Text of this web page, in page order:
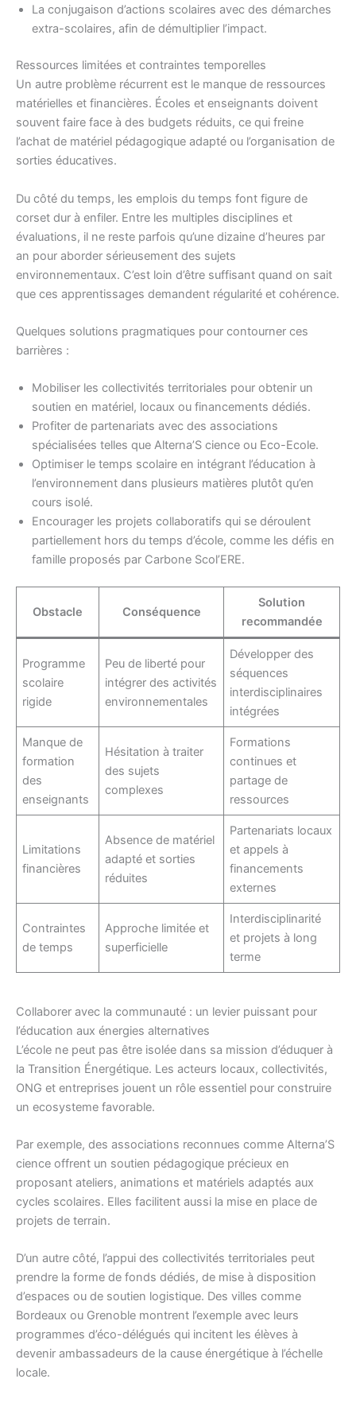
La conjugaison d’actions scolaires avec des démarches
extra-scolaires, afin de démultiplier l’impact.
Ressources limitées et contraintes temporelles
Un autre problème récurrent est le manque de ressources
matérielles et financières. Écoles et enseignants doivent
souvent faire face à des budgets réduits, ce qui freine
l’achat de matériel pédagogique adapté ou l’organisation de
sorties éducatives.
Du côté du temps, les emplois du temps font figure de
corset dur à enfiler. Entre les multiples disciplines et
évaluations, il ne reste parfois qu’une dizaine d’heures par
an pour aborder sérieusement des sujets
environnementaux. C’est loin d’être suffisant quand on sait
que ces apprentissages demandent régularité et cohérence.
Quelques solutions pragmatiques pour contourner ces
barrières :
Mobiliser les collectivités territoriales pour obtenir un
soutien en matériel, locaux ou financements dédiés.
Profiter de partenariats avec des associations
spécialisées telles que Alterna’S cience ou Eco-Ecole.
Optimiser le temps scolaire en intégrant l’éducation à
l’environnement dans plusieurs matières plutôt qu’en
cours isolé.
Encourager les projets collaboratifs qui se déroulent
partiellement hors du temps d’école, comme les défis en
famille proposés par Carbone Scol’ERE.
Obstacle Conséquence
Solution
recommandée
Programme
scolaire
rigide
Peu de liberté pour
intégrer des activités
environnementales
Développer des
séquences
interdisciplinaires
intégrées
Manque de
formation
des
enseignants
Hésitation à traiter
des sujets
complexes
Formations
continues et
partage de
ressources
Limitations
financières
Absence de matériel
adapté et sorties
réduites
Partenariats locaux
et appels à
financements
externes
Contraintes
de temps
Approche limitée et
superficielle
Interdisciplinarité
et projets à long
terme
Collaborer avec la communauté : un levier puissant pour
l’éducation aux énergies alternatives
L’école ne peut pas être isolée dans sa mission d’éduquer à
la Transition Énergétique. Les acteurs locaux, collectivités,
ONG et entreprises jouent un rôle essentiel pour construire
un ecosysteme favorable.
Par exemple, des associations reconnues comme Alterna’S
cience offrent un soutien pédagogique précieux en
proposant ateliers, animations et matériels adaptés aux
cycles scolaires. Elles facilitent aussi la mise en place de
projets de terrain.
D’un autre côté, l’appui des collectivités territoriales peut
prendre la forme de fonds dédiés, de mise à disposition
d’espaces ou de soutien logistique. Des villes comme
Bordeaux ou Grenoble montrent l’exemple avec leurs
programmes d’éco-délégués qui incitent les élèves à
devenir ambassadeurs de la cause énergétique à l’échelle
locale.